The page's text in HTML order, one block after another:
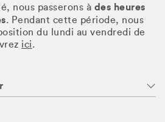
nous passerons à des heures
. Pendant cette période, nous
du lundi au vendredi de
ici.